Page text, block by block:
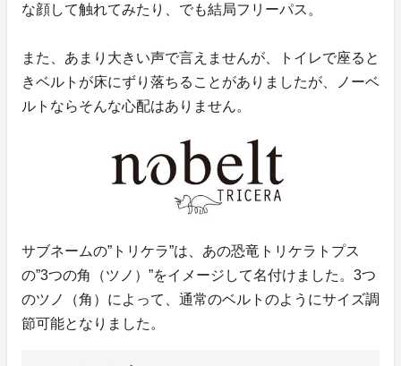
な顔して触れてみたり、でも結局フリーパス。
また、あまり大きい声で言えませんが、トイレで座ると
きベルトが床にずり落ちることがありましたが、ノーベ
ルトならそんな心配はありません。
サブネームの”トリケラ”は、あの恐竜トリケラトプス
の”3つの角（ツノ）”をイメージして名付けました。3つ
のツノ（角）によって、通常のベルトのようにサイズ調
節可能となりました。